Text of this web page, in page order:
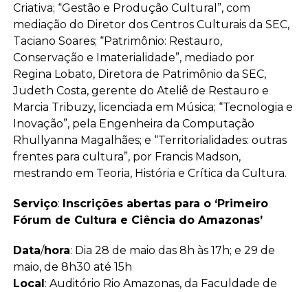
Criativa; “Gestão e Produção Cultural”, com
mediação do Diretor dos Centros Culturais da SEC,
Taciano Soares; “Patrimônio: Restauro,
Conservação e Imaterialidade”, mediado por
Regina Lobato, Diretora de Patrimônio da SEC,
Judeth Costa, gerente do Ateliê de Restauro e
Marcia Tribuzy, licenciada em Música; “Tecnologia e
Inovação”, pela Engenheira da Computação
Rhullyanna Magalhães; e “Territorialidades: outras
frentes para cultura”, por Francis Madson,
mestrando em Teoria, História e Crítica da Cultura.
Serviço: Inscrições abertas para o ‘Primeiro
Fórum de Cultura e Ciência do Amazonas’
Data/hora: Dia 28 de maio das 8h às 17h; e 29 de
maio, de 8h30 até 15h
Local: Auditório Rio Amazonas, da Faculdade de